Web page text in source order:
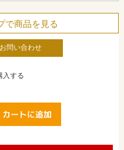
で商品を見る
問い合わせ
入する